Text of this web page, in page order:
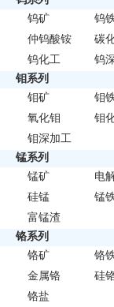
钨矿
钨
仲钨酸铵
碳
钨化工
钨
钼系列
钼矿
钼
氧化钼
钼
钼深加工
锰系列
锰矿
电
硅锰
锰
富锰渣
铬系列
铬矿
铬
金属铬
硅
铬盐